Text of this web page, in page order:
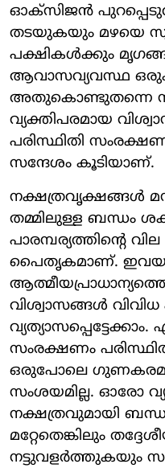
ഓക്‌സിജന്‍
തടയുകയും മഴയെ
പക്ഷികള്‍ക്കും
ആവാസവ്യവസ്ഥ
അതുകൊണ്ടുതന്നെ
വ്യക്തിപരമായ
പരിസ്ഥിതി
സന്ദേശം കൂടിയാണ്.
നക്ഷത്രവൃക്ഷങ്ങള്‍
തമ്മിലുള്ള ബന്ധം
പാരമ്പര്യത്തിന്റെ
പൈതൃകമാണ്.
വിശ്വാസങ്ങള്‍ വിവിധ
സംരക്ഷണം
ഒരുപോലെ
സംശയമില്ല. ഓരോ
നക്ഷത്രവുമായി
മറ്റേതെങ്കിലും
നട്ടുവളര്‍ത്തുകയും